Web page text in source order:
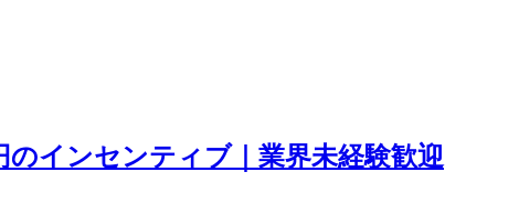
のインセンティブ｜業界未経験歓迎